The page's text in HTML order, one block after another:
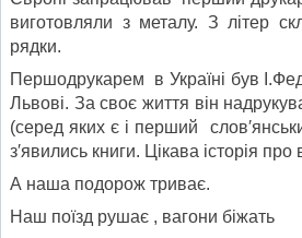
виготовляли з металу. З літер
рядки.
Першодрукарем в Україні був
Львові. За своє життя він
(серед яких є і перший
з′явились книги. Цікава історія
А наша подорож триває.
Наш поїзд рушає , вагони біжать